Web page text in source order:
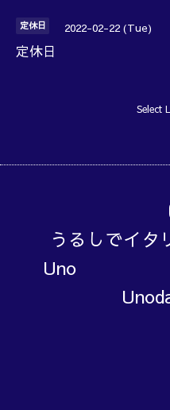
定休日 2022-02-22 (Tue)
定休日
Select
うるしでイ
Uno 漆